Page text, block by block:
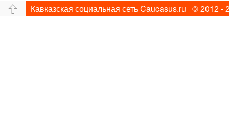
Путешествие
Перевал Свадьба фото
Кавказская социальная сеть Caucasus.ru © 2012 -